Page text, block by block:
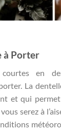
à Porter
en
La
et qui
serez à